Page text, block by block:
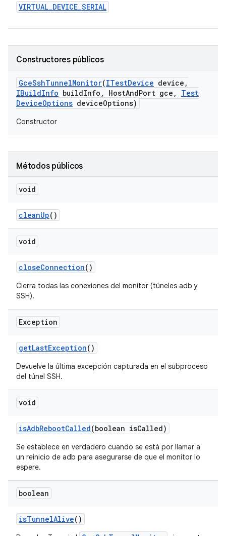
VIRTUAL_DEVICE_SERIAL
Constructores públicos
GceSshTunnelMonitor(ITestDevice device ,
IBuildInfo buildInfo , HostAndPort gce ,
Test
DeviceOptions deviceOptions)
Constructor
Métodos públicos
void
cleanUp()
void
closeConnection()
Cierra todas las conexiones del monitor (túneles adb y
SSH).
Exception
getLastException()
Devuelve la última excepción capturada en el subproceso
del túnel SSH.
void
isAdbRebootCalled(boolean isCalled)
Se establece en verdadero cuando se está por llamar a
un reinicio de adb para asegurarse de que el monitor lo
espere.
boolean
isTunnelAlive()